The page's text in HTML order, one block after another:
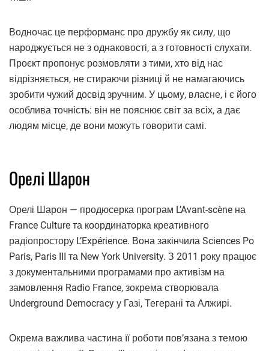
Водночас це перформанс про дружбу як силу, що
народжується не з однаковості, а з готовності слухати.
Проєкт пропонує розмовляти з тими, хто від нас
відрізняється, не стираючи різниці й не намагаючись
зробити чужий досвід зручним. У цьому, власне, і є його
особлива точність: він не пояснює світ за всіх, а дає
людям місце, де вони можуть говорити самі.
Орелі Шарон
Орелі Шарон — продюсерка програм L’Avant-scène на
France Culture та координаторка креативного
радіопростору L’Expérience. Вона закінчила Sciences Po
Paris, Paris III та New York University. З 2011 року працює
з документальними програмами про активізм на
замовлення Radio France, зокрема створювала
Underground Democracy у Газі, Тегерані та Алжирі.
Окрема важлива частина її роботи пов’язана з темою